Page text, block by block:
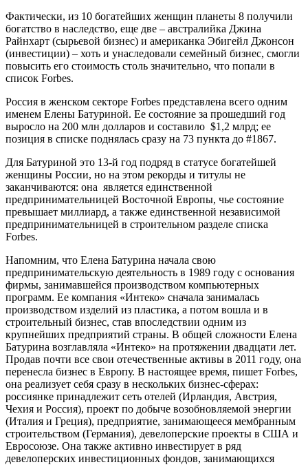
Фактически, из 10 богатейших женщин планеты 8 получили
богатство в наследство, еще две – австралийка Джина
Райнхарт (сырьевой бизнес) и американка Эбигейл Джонсон
(инвестиции) – хоть и унаследовали семейный бизнес, смогли
повысить его стоимость столь значительно, что попали в
список Forbes.
Россия в женском секторе Forbes представлена всего одним
именем Елены Батуриной. Ее состояние за прошедший год
выросло на 200 млн долларов и составило $1,2 млрд; ее
позиция в списке поднялась сразу на 73 пункта до #1867.
Для Батуриной это 13-й год подряд в статусе богатейшей
женщины России, но на этом рекорды и титулы не
заканчиваются: она является единственной
предпринимательницей Восточной Европы, чье состояние
превышает миллиард, а также единственной независимой
предпринимательницей в строительном разделе списка
Forbes.
Напомним, что Елена Батурина начала свою
предпринимательскую деятельность в 1989 году с основания
фирмы, занимавшейся производством компьютерных
программ. Ее компания «Интеко» сначала занималась
производством изделий из пластика, а потом вошла и в
строительный бизнес, став впоследствии одним из
крупнейших предприятий страны. В общей сложности Елена
Батурина возглавляла «Интеко» на протяжении двадцати лет.
Продав почти все свои отечественные активы в 2011 году, она
перенесла бизнес в Европу. В настоящее время, пишет Forbes,
она реализует себя сразу в нескольких бизнес-сферах:
россиянке принадлежит сеть отелей (Ирландия, Австрия,
Чехия и Россия), проект по добыче возобновляемой энергии
(Италия и Греция), предприятие, занимающееся мембранным
строительством (Германия), девелоперские проекты в США и
Евросоюзе. Она также активно инвестирует в ряд
девелоперских инвестиционных фондов, занимающихся